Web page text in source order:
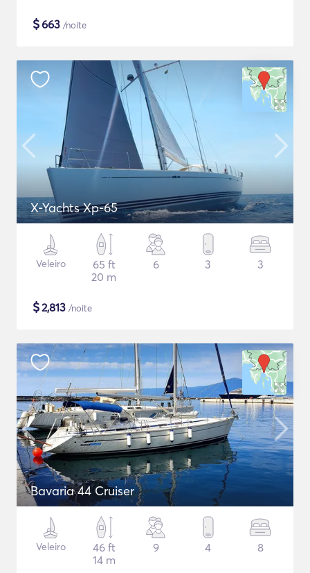
$663 /noite
X-Yachts Xp-65
Veleiro
65 ft
20 m
6 3 3
$2,813 /noite
Bavaria 44 Cruiser
Veleiro
46 ft
14 m
9 4 8